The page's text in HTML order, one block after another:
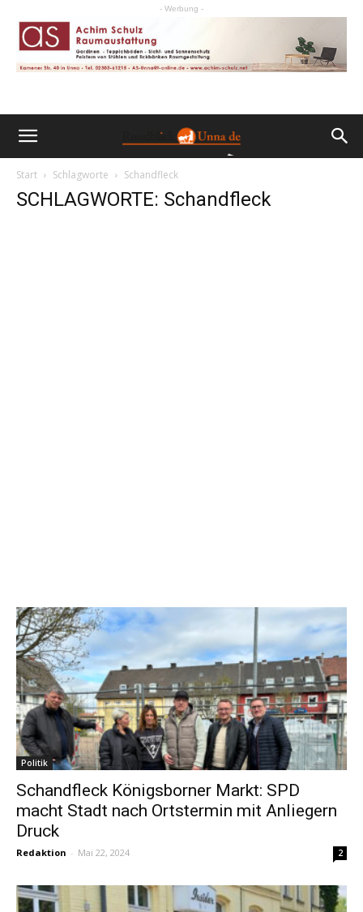
- Werbung -
Start Schlagworte Schandfleck
SCHLAGWORTE: Schandfleck
Politik
Schandfleck Königsborner Markt: SPD
macht Stadt nach Ortstermin mit Anliegern
Druck
Redaktion - Mai 22, 2024 2